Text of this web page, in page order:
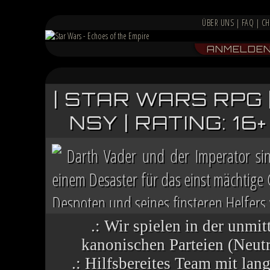
ÜBER UNS | FAQ |
| STAR WARS
NSY | RATING:
Darth Vader und der Imperator
einem Desaster für das einst
Despoten und seines finsteren
Chaos herrscht auf vielen Welten,
.: Wir spielen in der
kanonischen Parteien
.: Hilfsbereites Team mit